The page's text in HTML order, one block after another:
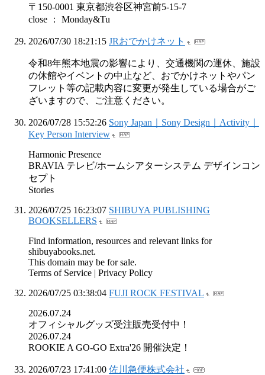
〒150-0001 東京都渋谷区神宮前5-15-7
close ： Monday&Tu
2026/07/30 18:21:15 JRおでかけネット
令和8年熊本地震の影響により、交通機関の運休、施設
の休館やイベントの中止など、おでかけネットやパン
フレット等の記載内容に変更が発生している場合がご
ざいますので、ご注意ください。
2026/07/28 15:52:26 Sony Japan｜Sony Design｜Activity｜
Key Person Interview
Harmonic Presence
BRAVIA テレビ/ホームシアターシステム デザインコン
セプト
Stories
2026/07/25 16:23:07 SHIBUYA PUBLISHING
BOOKSELLERS
Find information, resources and relevant links for
shibuyabooks.net.
This domain may be for sale.
Terms of Service | Privacy Policy
2026/07/25 03:38:04 FUJI ROCK FESTIVAL
2026.07.24
オフィシャルグッズ受注販売受付中！
2026.07.24
ROOKIE A GO-GO Extra'26 開催決定！
2026/07/23 17:41:00 佐川急便株式会社